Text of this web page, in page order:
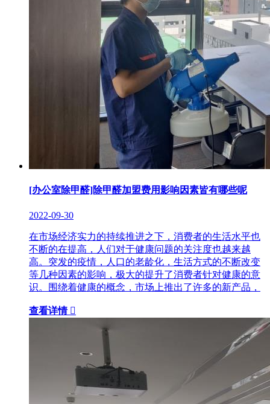
[办公室除甲醛]除甲醛加盟费用影响因素皆有哪些呢
2022-09-30
在市场经济实力的持续推进之下，消费者的生活水平也
不断的在提高，人们对于健康问题的关注度也越来越
高。突发的疫情，人口的老龄化，生活方式的不断改变
等几种因素的影响，极大的提升了消费者针对健康的意
识。围绕着健康的概念，市场上推出了许多的新产品，
查看详情 